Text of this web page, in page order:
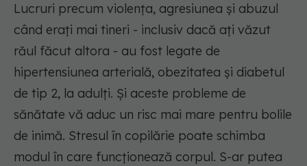
Lucruri precum violența, agresiunea și abuzul
când erați mai tineri - inclusiv dacă ați văzut
răul făcut altora - au fost legate de
hipertensiunea arterială, obezitatea și diabetul
de tip 2, la adulți. Și aceste probleme de
sănătate vă aduc un risc mai mare pentru bolile
de inimă. Stresul în copilărie poate schimba
modul în care funcționează corpul. S-ar putea